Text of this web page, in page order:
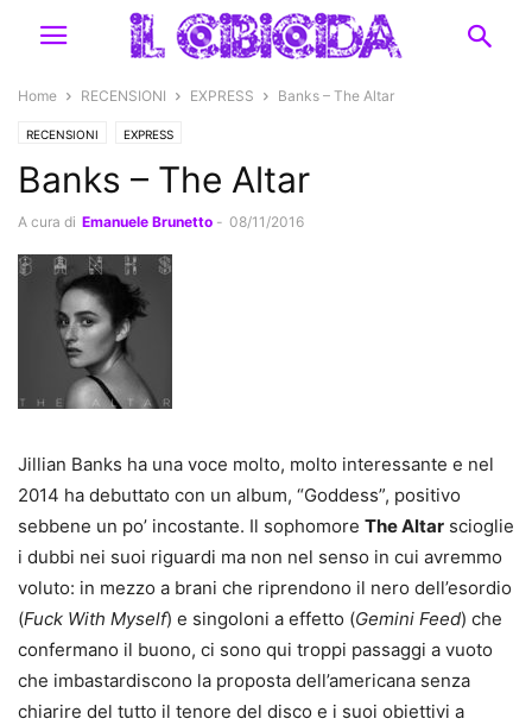
Home RECENSIONI EXPRESS Banks – The Altar
RECENSIONI EXPRESS
Banks – The Altar
A cura di Emanuele Brunetto - 08/11/2016
Jillian Banks ha una voce molto, molto interessante e nel
2014 ha debuttato con un album, “Goddess”, positivo
sebbene un po’ incostante. Il sophomore The Altar scioglie
i dubbi nei suoi riguardi ma non nel senso in cui avremmo
voluto: in mezzo a brani che riprendono il nero dell’esordio
(Fuck With Myself) e singoloni a effetto (Gemini Feed) che
confermano il buono, ci sono qui troppi passaggi a vuoto
che imbastardiscono la proposta dell’americana senza
chiarire del tutto il tenore del disco e i suoi obiettivi a